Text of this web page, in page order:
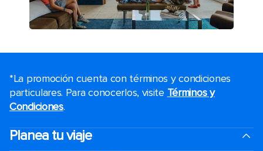
*La promoción cuenta con términos y condiciones
particulares. Para conocerlos, visite Términos y
Condiciones.
Planea tu viaje